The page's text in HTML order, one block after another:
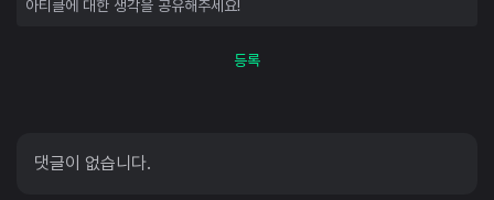
등록
댓글이 없습니다.